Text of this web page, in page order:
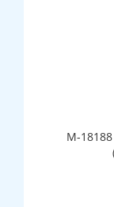
М-